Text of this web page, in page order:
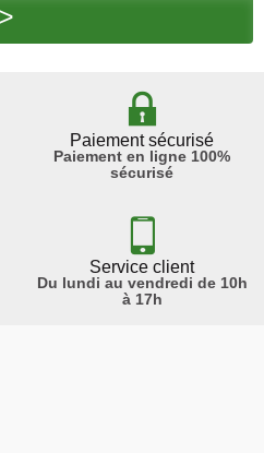
>
Paiement sécurisé
Paiement en ligne 100%
sécurisé
Service client
Du lundi au vendredi de 10h
à 17h